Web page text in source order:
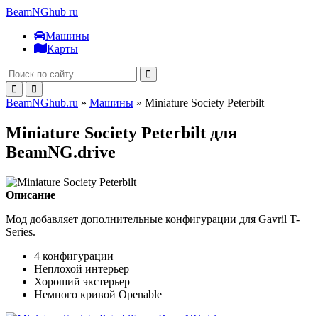
BeamNGhub ru
Машины
Карты
BeamNGhub.ru » Машины » Miniature Society Peterbilt
Miniature Society Peterbilt для
BeamNG.drive
Описание
Мод добавляет дополнительные конфигурации для Gavril T-
Series.
4 конфигурации
Неплохой интерьер
Хороший экстерьер
Немного кривой Openable